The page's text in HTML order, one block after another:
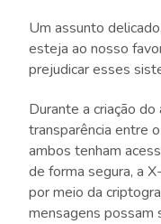
Um assunto
esteja ao nosso
prejudicar esses
Durante a criação
transparência entre
ambos tenham
de forma segura, a
por meio da
mensagens possam